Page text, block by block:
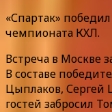
«Спартак»
чемпионата КХЛ.
Встреча в Москве
В составе
Цыплаков,
гостей забросил